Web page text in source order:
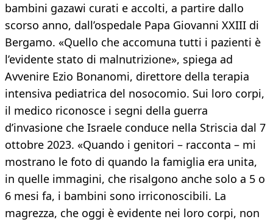
bambini gazawi curati e accolti, a partire dallo
scorso anno, dall’ospedale Papa Giovanni XXIII di
Bergamo. «Quello che accomuna tutti i pazienti è
l’evidente stato di malnutrizione», spiega ad
Avvenire Ezio Bonanomi, direttore della terapia
intensiva pediatrica del nosocomio. Sui loro corpi,
il medico riconosce i segni della guerra
d’invasione che Israele conduce nella Striscia dal 7
ottobre 2023. «Quando i genitori – racconta – mi
mostrano le foto di quando la famiglia era unita,
in quelle immagini, che risalgono anche solo a 5 o
6 mesi fa, i bambini sono irriconoscibili. La
magrezza, che oggi è evidente nei loro corpi, non